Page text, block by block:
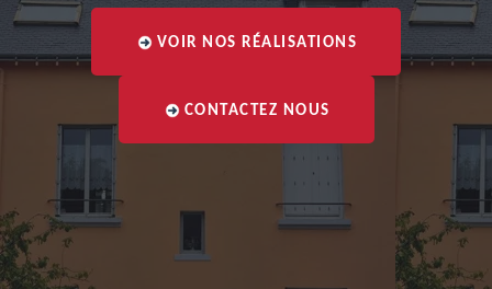
VOIR NOS RÉALISATIONS
CONTACTEZ NOUS